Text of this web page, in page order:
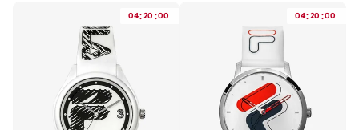
04:20 :00
04:20 :00